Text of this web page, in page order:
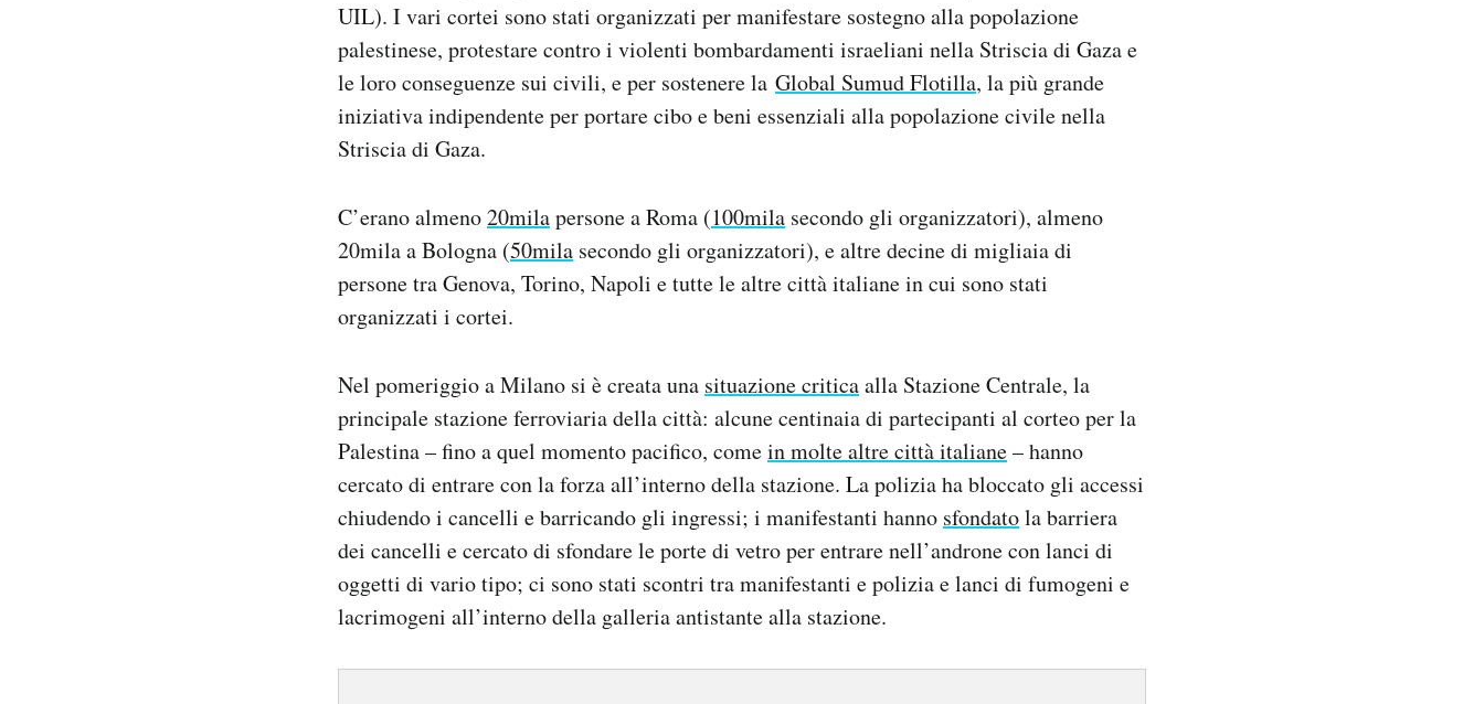
UIL). I vari cortei sono stati organizzati per manifestare sostegno alla popolazione
palestinese, protestare contro i violenti bombardamenti israeliani nella Striscia di Gaza e
le loro conseguenze sui civili, e per sostenere la Global Sumud Flotilla, la più grande
iniziativa indipendente per portare cibo e beni essenziali alla popolazione civile nella
Striscia di Gaza.
C’erano almeno20milapersone a Roma (100mila secondo gli organizzatori), almeno
20mila a Bologna (50mila secondo gli organizzatori), e altre decine di migliaia di
persone tra Genova, Torino, Napoli e tutte le altre città italiane in cui sono stati
organizzati i cortei.
Nel pomeriggio a Milano si è creata una situazione criticaalla Stazione Centrale, la
principale stazione ferroviaria della città: alcune centinaia di partecipanti al corteo per la
Palestina – fino a quel momento pacifico, comein molte altre città italiane– hanno
cercato di entrare con la forza all’interno della stazione. La polizia ha bloccato gli accessi
chiudendo i cancelli e barricando gli ingressi; i manifestanti hanno sfondatola barriera
dei cancelli e cercato di sfondare le porte di vetro per entrare nell’androne con lanci di
oggetti di vario tipo; ci sono stati scontri tra manifestanti e polizia e lanci di fumogeni e
lacrimogeni all’interno della galleria antistante alla stazione.